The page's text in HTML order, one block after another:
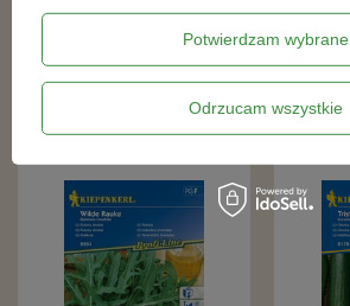
Podobne produkty
Potwierdzam wybrane
Odrzucam wszystkie